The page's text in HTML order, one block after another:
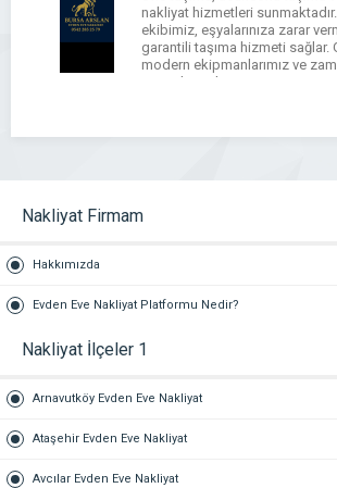
nakliyat hizmetleri
ekibimiz, eşyalarınıza zarar
garantili taşıma hizmeti sağlar.
modern ekipmanlarımız ve
prensibimizle müşteri
Nakliyat Firmam
Hakkımızda
Evden Eve Nakliyat Platformu Nedir?
Nakliyat İlçeler 1
Arnavutköy Evden Eve Nakliyat
Ataşehir Evden Eve Nakliyat
Avcılar Evden Eve Nakliyat